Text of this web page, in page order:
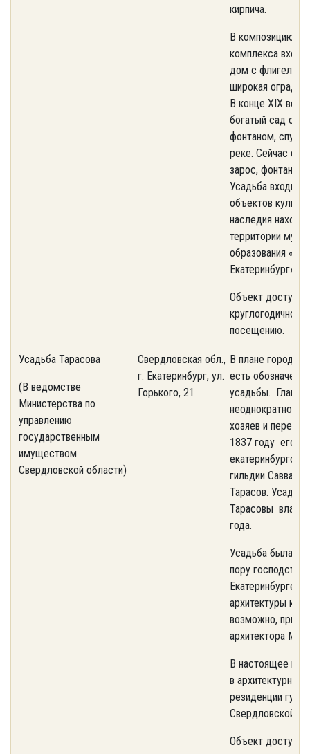
кирпича.
В композицию
комплекса
дом с флигелем,
широкая ограда
В конце XIX
богатый сад с
фонтаном,
реке. Сейчас сад
зарос, фонтан не
Усадьба входит
объектов
наследия
территории
образования
Екатеринбург».
Объект доступен
круглогодичному
посещению.
Усадьба Тарасова
(В ведомстве
Министерства по
управлению
государственным
имуществом
Свердловской области)
Свердловская обл.,
г. Екатеринбург, ул.
Горького, 21
В плане города
есть
усадьбы.
неоднократно
хозяев и
1837 году его
гильдии Савва
Тарасов.
Тарасовы
года.
Усадьба была
пору господства
Екатеринбурге
архитектуры
возможно, при
архитектора М.
В настоящее
в архитектурный
резиденции
Свердловской
Объект доступен